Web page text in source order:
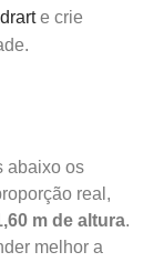
e crie
abaixo os
real,
m de altura.
melhor a